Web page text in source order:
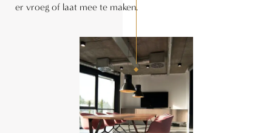
er vroeg of laat mee te maken.